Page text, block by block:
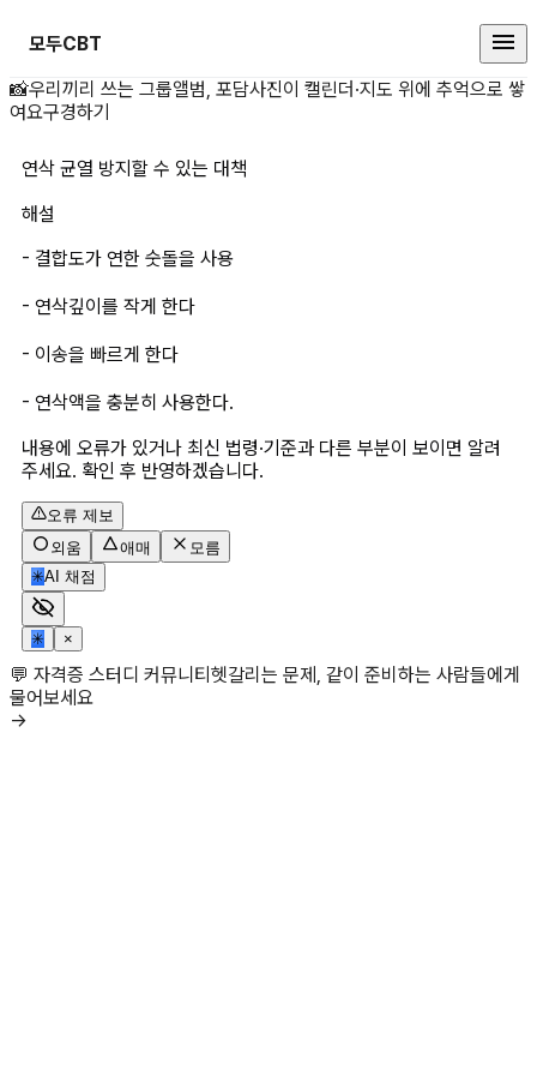
모두CBT
연삭 균열 방지할 수 있는 대책 상
📸우리끼리 쓰는 그룹앨범, 포담사진이 캘린더·지도 위에 추억으로 쌓
여요구경하기
연삭 균열 방지할 수 있는 대책
해설
- 결합도가 연한 숫돌을 사용
- 연삭깊이를 작게 한다
- 이송을 빠르게 한다
- 연삭액을 충분히 사용한다.
내용에 오류가 있거나 최신 법령·기준과 다른 부분이 보이면 알려
주세요. 확인 후 반영하겠습니다.
오류 제보
외움
애매
모름
✳AI 채점
✳ ×
💬 자격증 스터디 커뮤니티헷갈리는 문제, 같이 준비하는 사람들에게
물어보세요
→